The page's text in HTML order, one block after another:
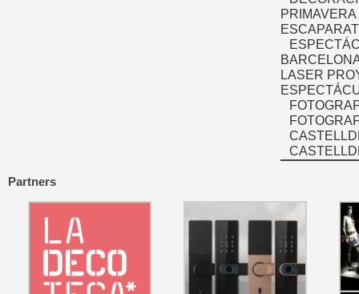
PRIMAVERA
LASER
Partners